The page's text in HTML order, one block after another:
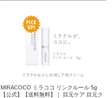
MIRACOCO ミラココ リンクルール 5g
【公式】【送料無料】｜ 目元ケア 目元ク